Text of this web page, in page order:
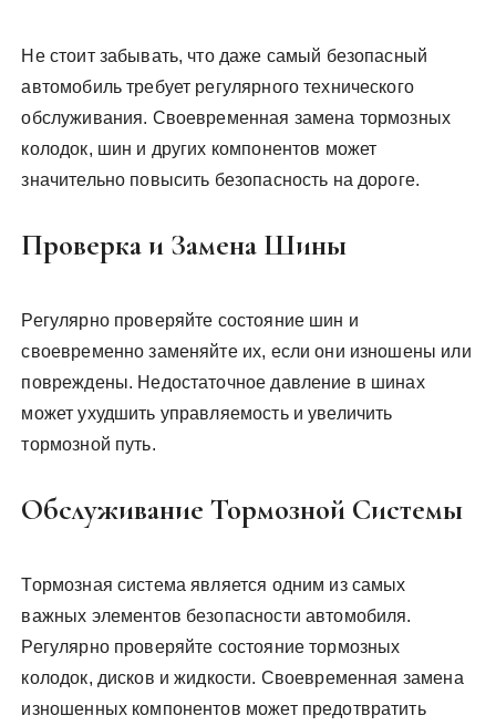
Не стоит забывать, что даже самый безопасный
автомобиль требует регулярного технического
обслуживания. Своевременная замена тормозных
колодок, шин и других компонентов может
значительно повысить безопасность на дороге.
Проверка и Замена Шины
Регулярно проверяйте состояние шин и
своевременно заменяйте их, если они изношены или
повреждены. Недостаточное давление в шинах
может ухудшить управляемость и увеличить
тормозной путь.
Обслуживание Тормозной Системы
Тормозная система является одним из самых
важных элементов безопасности автомобиля.
Регулярно проверяйте состояние тормозных
колодок, дисков и жидкости. Своевременная замена
изношенных компонентов может предотвратить